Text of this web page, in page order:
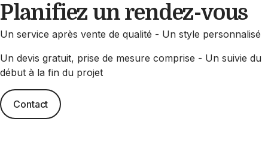
Planifiez un rendez-vous
Un service après vente de qualité - Un style personnalisé
Un devis gratuit, prise de mesure comprise - Un suivie du
début à la fin du projet
Contact